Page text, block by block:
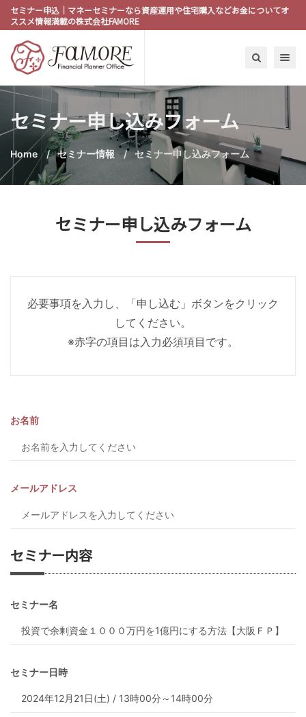
セミナー申込｜マネーセミナーなら資産運用や住宅購入などお金についてオ
ススメ情報満載の株式会社FAMORE
Toggle
セミナー申し込みフォーム
Home セミナー情報 セミナー申し込みフォーム
セミナー申し込みフォーム
必要事項を入力し、「申し込む」ボタンをクリック
してください。
※赤字の項目は入力必須項目です。
お名前
メールアドレス
セミナー内容
セミナー名
セミナー日時